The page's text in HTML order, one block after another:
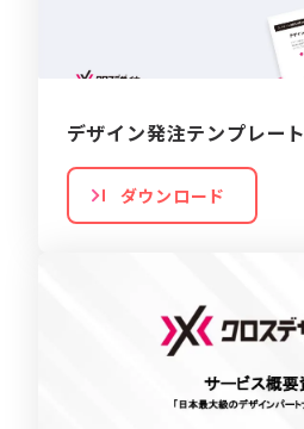
デザイン発注テンプレート
ダウンロード